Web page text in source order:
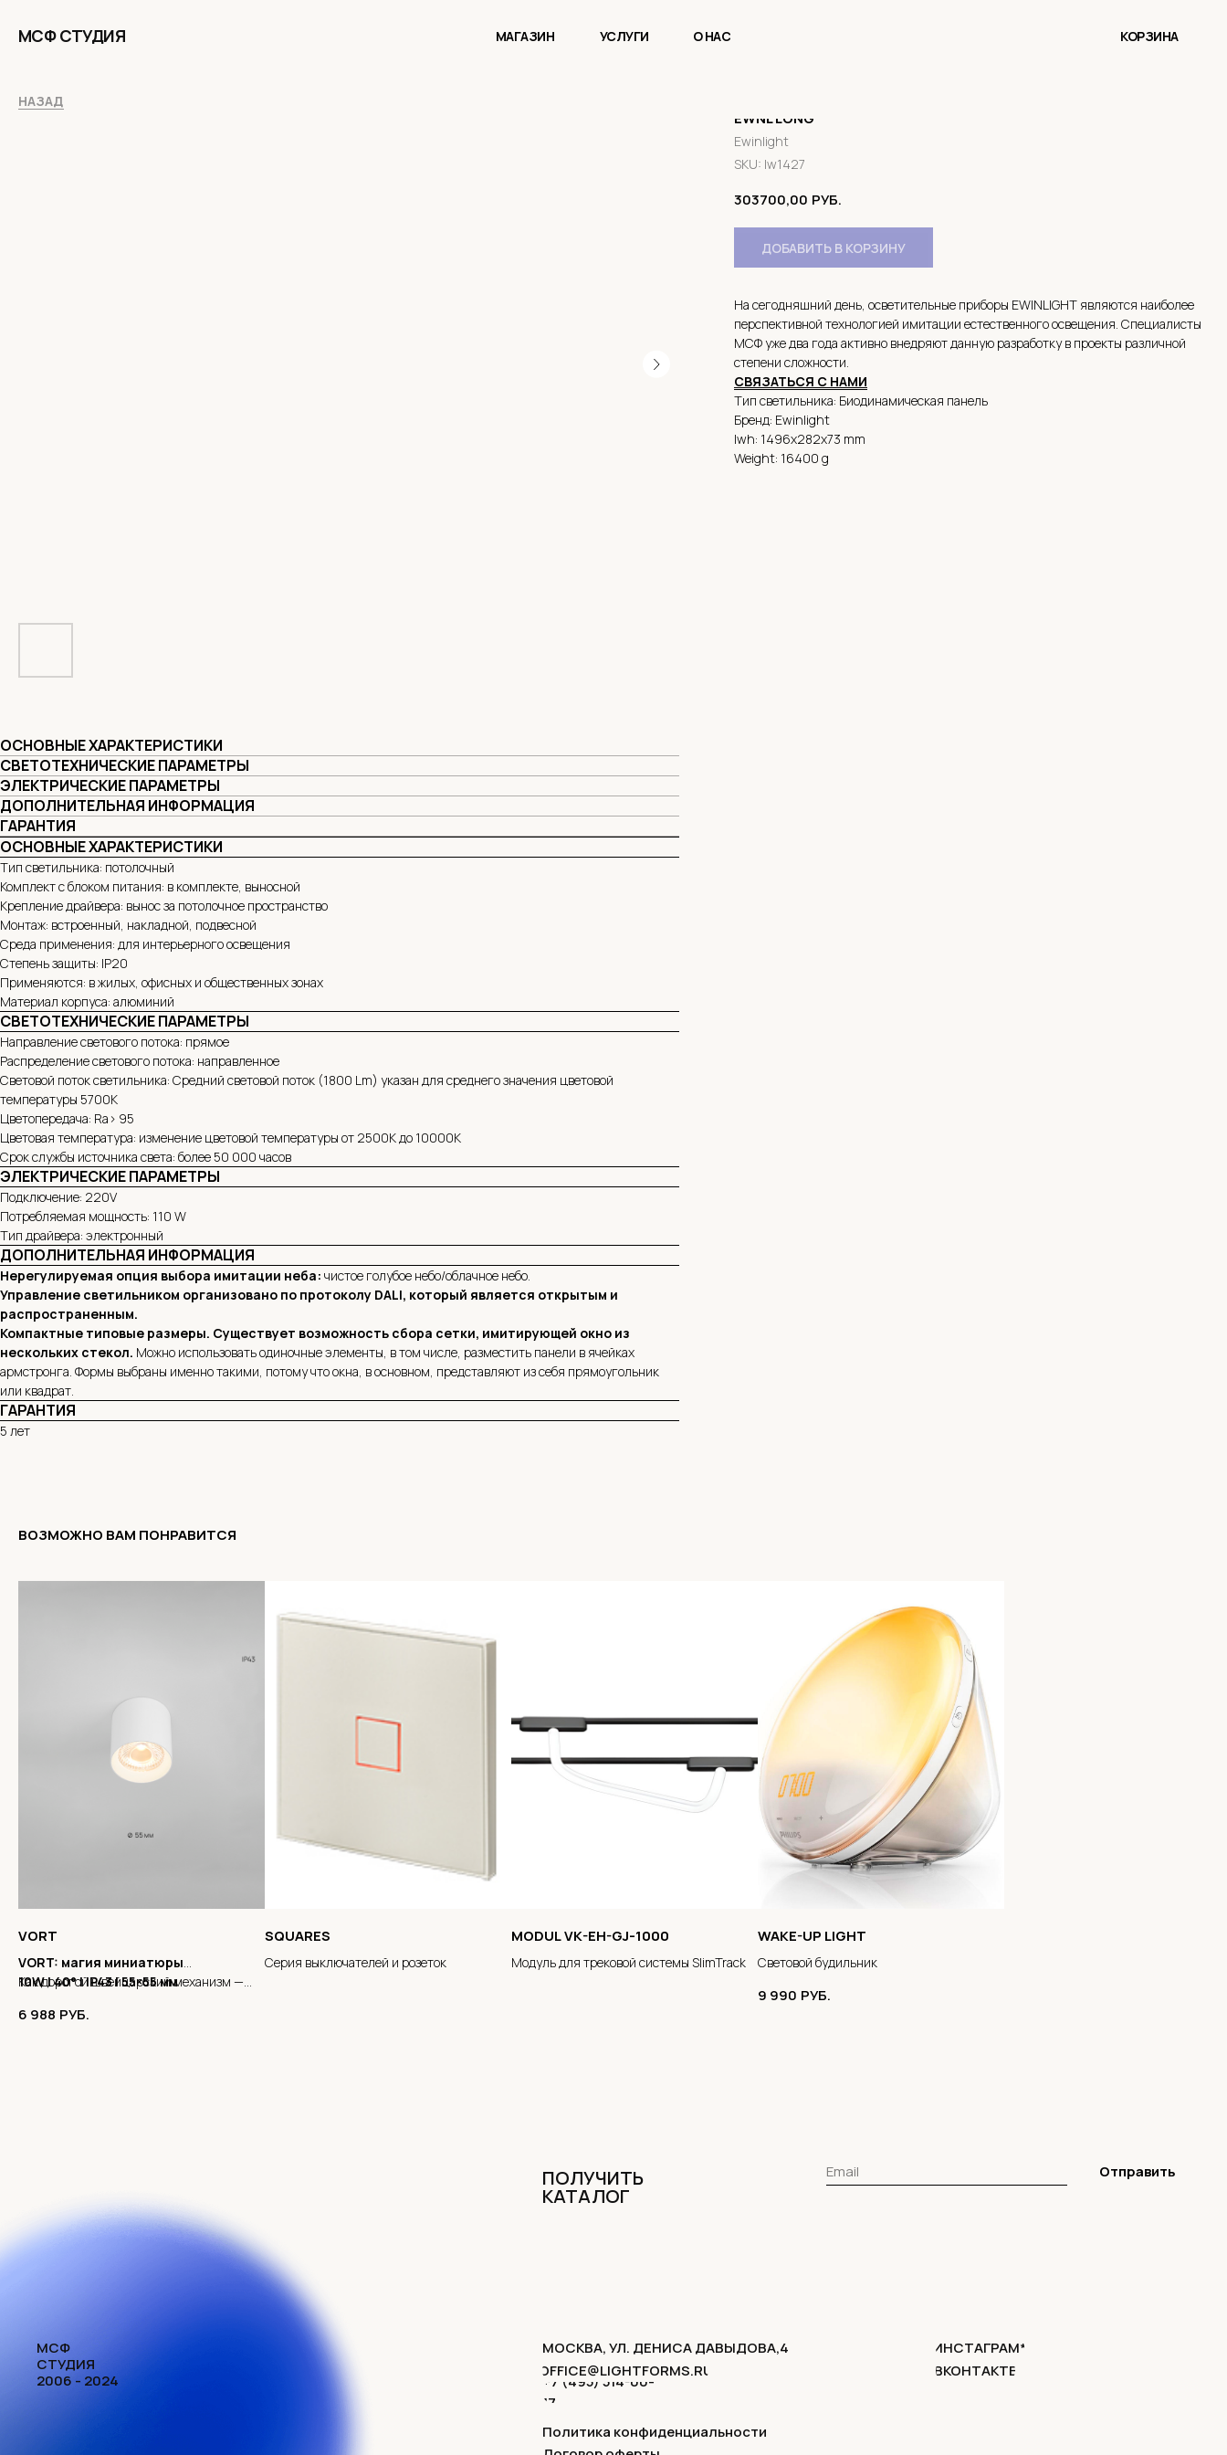
МАГАЗИН УСЛУГИ
МСФ СТУДИЯ О НАС КОРЗИНА
НАЗАД
EWNL LONG
Ewinlight
SKU: lw1427
303700,00 РУБ.
ДОБАВИТЬ В КОРЗИНУ
На сегодняшний день, осветительные приборы EWINLIGHT являются наиболее
перспективной технологией имитации естественного освещения. Специалисты
МСФ уже два года активно внедряют данную разработку в проекты различной
степени сложности.
СВЯЗАТЬСЯ С НАМИ
Тип светильника: Биодинамическая панель
Бренд: Ewinlight
lwh: 1496x282x73 mm
Weight: 16400 g
ОСНОВНЫЕ ХАРАКТЕРИСТИКИ
СВЕТОТЕХНИЧЕСКИЕ ПАРАМЕТРЫ
ЭЛЕКТРИЧЕСКИЕ ПАРАМЕТРЫ
ДОПОЛНИТЕЛЬНАЯ ИНФОРМАЦИЯ
ГАРАНТИЯ
ОСНОВНЫЕ ХАРАКТЕРИСТИКИ
Тип светильника: потолочный
Комплект с блоком питания: в комплекте, выносной
Крепление драйвера: вынос за потолочное пространство
Монтаж: встроенный, накладной, подвесной
Среда применения: для интерьерного освещения
Степень защиты: IP20
Применяются: в жилых, офисных и общественных зонах
Материал корпуса: алюминий
СВЕТОТЕХНИЧЕСКИЕ ПАРАМЕТРЫ
Направление светового потока: прямое
Распределение светового потока: направленное
Световой поток светильника: Средний световой поток (1800 Lm) указан для среднего значения цветовой
температуры 5700К
Цветопередача: Ra> 95
Цветовая температура: изменение цветовой температуры от 2500K до 10000K
Срок службы источника света: более 50 000 часов
ЭЛЕКТРИЧЕСКИЕ ПАРАМЕТРЫ
Подключение: 220V
Потребляемая мощность: 110 W
Тип драйвера: электронный
ДОПОЛНИТЕЛЬНАЯ ИНФОРМАЦИЯ
Нерегулируемая опция выбора имитации неба: чистое голубое небо/облачное небо.
Управление светильником организовано по протоколу DALI, который является открытым и
распространенным.
Компактные типовые размеры. Существует возможность сбора сетки, имитирующей окно из
нескольких стекол. Можно использовать одиночные элементы, в том числе, разместить панели в ячейках
армстронга. Формы выбраны именно такими, потому что окна, в основном, представляют из себя прямоугольник
или квадрат.
ГАРАНТИЯ
5 лет
ВОЗМОЖНО ВАМ ПОНРАВИТСЯ
VORT
VORT: магия миниатюры
10W | 40° | IP43 | 55×55 мм
Как дорогой швейцарский механизм —
корпусе.
6 988 РУБ.
SQUARES
Серия выключателей и розеток
MODUL VK-EH-GJ-1000
Модуль для трековой системы SlimTrack
WAKE-UP LIGHT
Световой будильник
9 990 РУБ.
МСФ
СТУДИЯ
2006 - 2024
МОСКВА, УЛ. ДЕНИСА ДАВЫДОВА,4
ПОЛУЧИТЬ
КАТАЛОГ
ИНСТАГРАМ*
ВКОНТАКТЕ
+7 (495) 514-00-
17
OFFICE@LIGHTFORMS.RU
Отправить
Политика конфиденциальности